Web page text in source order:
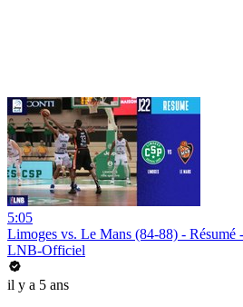
5:05
Limoges vs. Le Mans (84-88) - Résumé
LNB-Officiel
il y a 5 ans